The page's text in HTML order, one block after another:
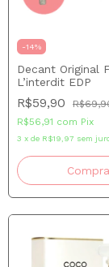
-14%
Decant Original
L’interdit EDP
R$59,90
R$56,91 com Pix
3 x de R$19,97 sem